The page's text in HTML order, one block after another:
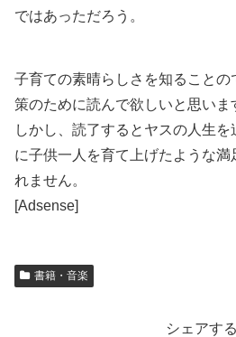
ではあっただろう。
子育ての素晴らしさを知ること
策のために読んで欲しいと思いま
しかし、読了するとヤスの人生
に子供一人を育て上げたような
れません。
[Adsense]
書籍・音楽
シェアする